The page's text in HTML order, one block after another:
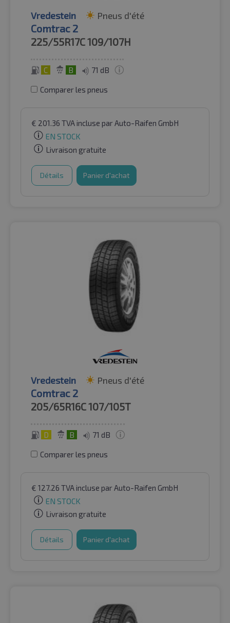
Vredestein Pneus d'été
Comtrac 2
225/55R17C109/107H
C B 71 dB
Comparer les pneus
€ 201.36 TVA incluse par Auto-Raifen GmbH
EN STOCK
Livraison gratuite
Détails Panier d'achat
Vredestein Pneus d'été
Comtrac 2
205/65R16C107/105T
D B 71 dB
Comparer les pneus
€ 127.26 TVA incluse par Auto-Raifen GmbH
EN STOCK
Livraison gratuite
Détails Panier d'achat